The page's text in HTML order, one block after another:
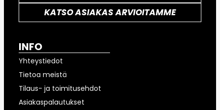
KATSO ASIAKAS ARVIOITAMME
INFO
Yhteystiedot
Tietoa meistä
Tilaus- ja toimitusehdot
Asiakaspalautukset